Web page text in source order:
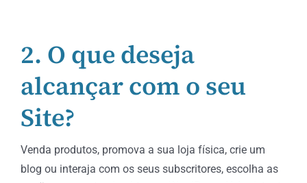
2. O que deseja
alcançar com o seu
Site?
Venda produtos, promova a sua loja física, crie um
blog ou interaja com os seus subscritores, escolha as